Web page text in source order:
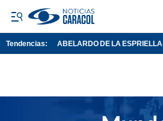
Tendencias: ABELARDO DE LA ESPRIELLA